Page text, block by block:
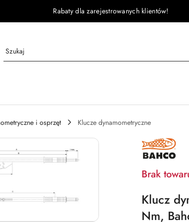
Rabaty dla zarejestrowanych klientów!
i osprzęt
Klucze dynamometryczne
BAHCO
Brak
Klucz
Nm,